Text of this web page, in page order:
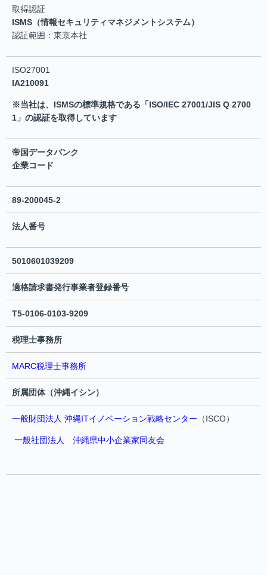
取得認証
ISMS（情報セキュリティマネジメントシステム）
認証範囲：東京本社
ISO27001
IA210091
※当社は、ISMSの標準規格である「ISO/IEC 27001/JIS Q 2700
1」の認証を取得しています
帝国データバンク
企業コード
89-200045-2
法人番号
5010601039209
適格請求書発行事業者登録番号
T5-0106-0103-9209
税理士事務所
MARC税理士事務所
所属団体（沖縄イシン）
一般財団法人 沖縄ITイノベーション戦略センター （ISCO）
一般社団法人 沖縄県中小企業家同友会